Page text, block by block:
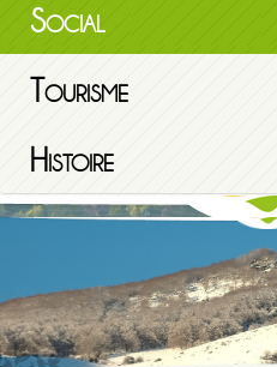
Social
Tourisme
Histoire